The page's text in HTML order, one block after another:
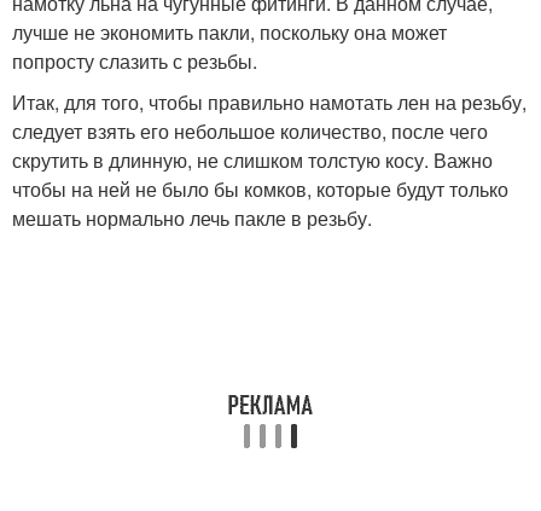
лучше не экономить пакли, поскольку она может
попросту слазить с резьбы.
Итак, для того, чтобы правильно намотать лен на резьбу,
следует взять его небольшое количество, после чего
скрутить в длинную, не слишком толстую косу. Важно
чтобы на ней не было бы комков, которые будут только
мешать нормально лечь пакле в резьбу.